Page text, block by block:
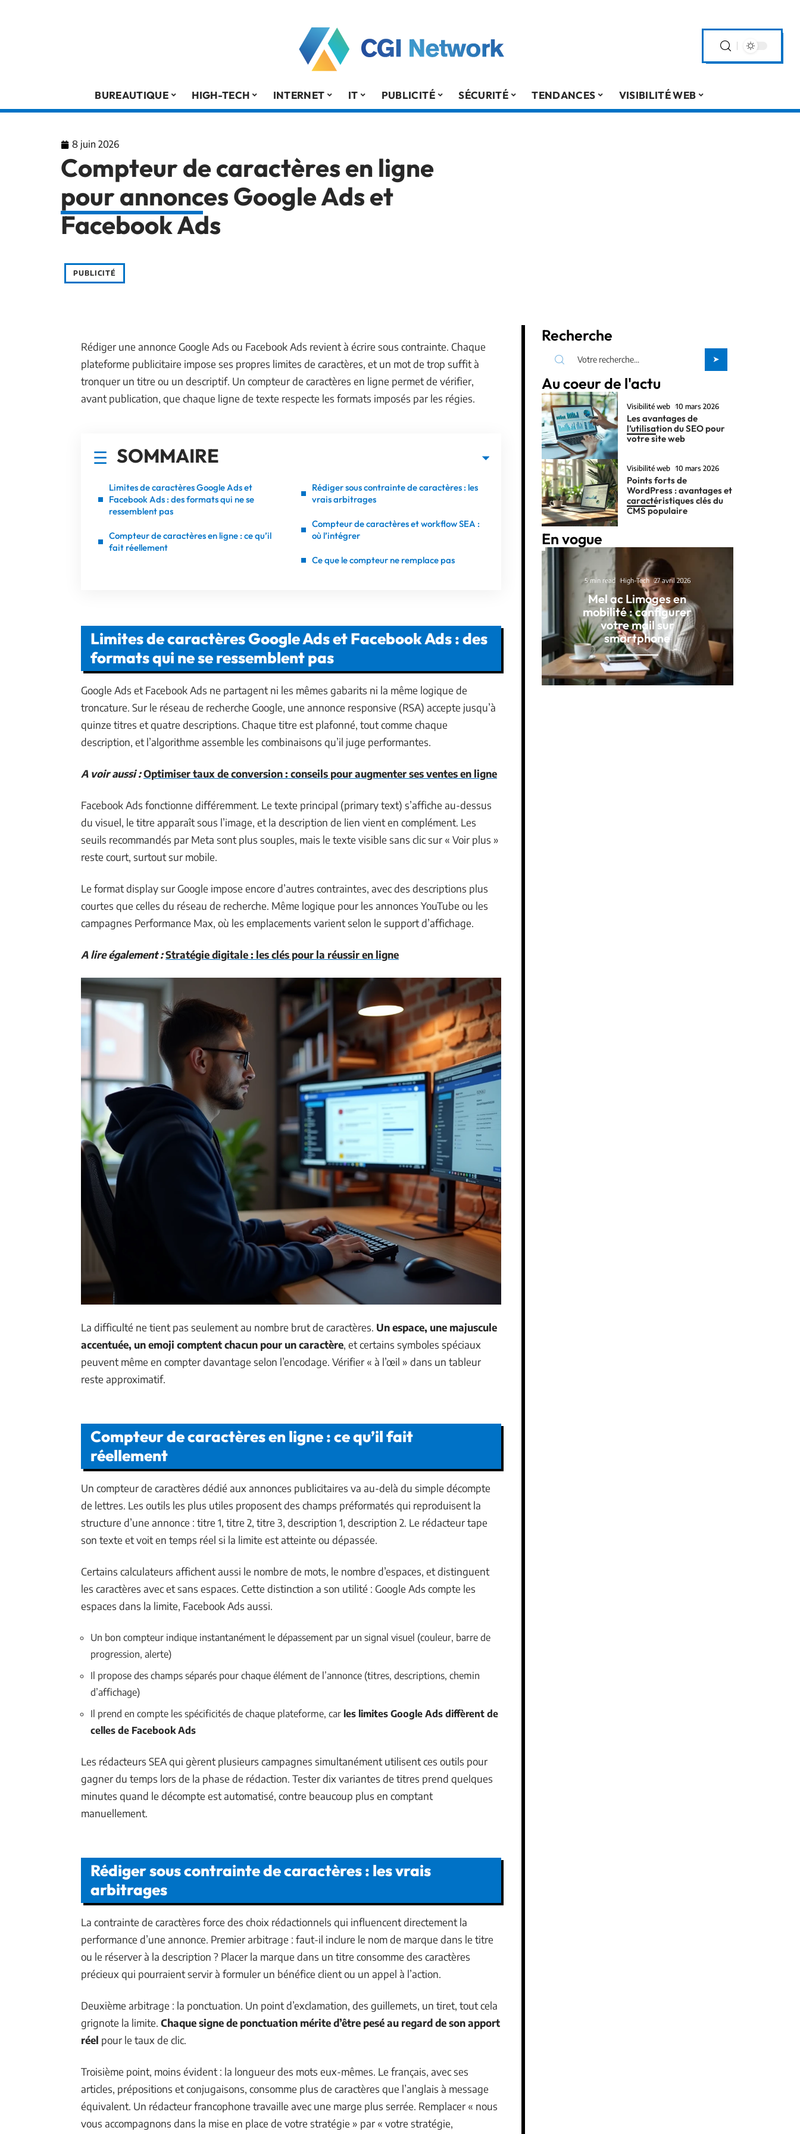
BUREAUTIQUE HIGH-TECH INTERNET IT PUBLICITÉ SÉCURITÉ TENDANCES VISIBILITÉ WEB
8 juin 2026
Compteur de caractères en ligne
pour annonces Google Ads et
Facebook Ads
PUBLICITÉ
Rédiger une annonce Google Ads ou Facebook Ads revient à écrire sous contrainte. Chaque
plateforme publicitaire impose ses propres limites de caractères, et un mot de trop suffit à
tronquer un titre ou un descriptif. Un compteur de caractères en ligne permet de vérifier,
avant publication, que chaque ligne de texte respecte les formats imposés par les régies.
SOMMAIRE
Limites de caractères Google Ads et
Facebook Ads : des formats qui ne se
ressemblent pas
Compteur de caractères en ligne : ce qu’il
fait réellement
Rédiger sous contrainte de caractères : les
vrais arbitrages
Compteur de caractères et workflow SEA :
où l’intégrer
Ce que le compteur ne remplace pas
Limites de caractères Google Ads et Facebook Ads : des
formats qui ne se ressemblent pas
Google Ads et Facebook Ads ne partagent ni les mêmes gabarits ni la même logique de
troncature. Sur le réseau de recherche Google, une annonce responsive (RSA) accepte jusqu’à
quinze titres et quatre descriptions. Chaque titre est plafonné, tout comme chaque
description, et l’algorithme assemble les combinaisons qu’il juge performantes.
A voir aussi :Optimiser taux de conversion : conseils pour augmenter ses ventes en ligne
Facebook Ads fonctionne différemment. Le texte principal (primary text) s’affiche au-dessus
du visuel, le titre apparaît sous l’image, et la description de lien vient en complément. Les
seuils recommandés par Meta sont plus souples, mais le texte visible sans clic sur « Voir plus »
reste court, surtout sur mobile.
Le format display sur Google impose encore d’autres contraintes, avec des descriptions plus
courtes que celles du réseau de recherche. Même logique pour les annonces YouTube ou les
campagnes Performance Max, où les emplacements varient selon le support d’affichage.
A lire également :Stratégie digitale : les clés pour la réussir en ligne
La difficulté ne tient pas seulement au nombre brut de caractères. Un espace, une majuscule
accentuée, un emoji comptent chacun pour un caractère, et certains symboles spéciaux
peuvent même en compter davantage selon l’encodage. Vérifier « à l’œil » dans un tableur
reste approximatif.
Compteur de caractères en ligne : ce qu’il fait
réellement
Un compteur de caractères dédié aux annonces publicitaires va au-delà du simple décompte
de lettres. Les outils les plus utiles proposent des champs préformatés qui reproduisent la
structure d’une annonce : titre 1, titre 2, titre 3, description 1, description 2. Le rédacteur tape
son texte et voit en temps réel si la limite est atteinte ou dépassée.
Certains calculateurs affichent aussi le nombre de mots, le nombre d’espaces, et distinguent
les caractères avec et sans espaces. Cette distinction a son utilité : Google Ads compte les
espaces dans la limite, Facebook Ads aussi.
Un bon compteur indique instantanément le dépassement par un signal visuel (couleur, barre de
progression, alerte)
Il propose des champs séparés pour chaque élément de l’annonce (titres, descriptions, chemin
d’affichage)
Il prend en compte les spécificités de chaque plateforme, car les limites Google Ads diffèrent de
celles de Facebook Ads
Les rédacteurs SEA qui gèrent plusieurs campagnes simultanément utilisent ces outils pour
gagner du temps lors de la phase de rédaction. Tester dix variantes de titres prend quelques
minutes quand le décompte est automatisé, contre beaucoup plus en comptant
manuellement.
Rédiger sous contrainte de caractères : les vrais
arbitrages
La contrainte de caractères force des choix rédactionnels qui influencent directement la
performance d’une annonce. Premier arbitrage : faut-il inclure le nom de marque dans le titre
ou le réserver à la description ? Placer la marque dans un titre consomme des caractères
précieux qui pourraient servir à formuler un bénéfice client ou un appel à l’action.
Deuxième arbitrage : la ponctuation. Un point d’exclamation, des guillemets, un tiret, tout cela
grignote la limite. Chaque signe de ponctuation mérite d’être pesé au regard de son apport
réel pour le taux de clic.
Troisième point, moins évident : la longueur des mots eux-mêmes. Le français, avec ses
articles, prépositions et conjugaisons, consomme plus de caractères que l’anglais à message
équivalent. Un rédacteur francophone travaille avec une marge plus serrée. Remplacer « nous
vous accompagnons dans la mise en place de votre stratégie » par « votre stratégie,
Recherche
Au coeur de l'actu
Visibilité web 10 mars 2026
Les avantages de
l’utilisation du SEO pour
votre site web
Visibilité web 10 mars 2026
Points forts de
WordPress : avantages et
caractéristiques clés du
CMS populaire
En vogue
5 min read High-Tech 27 avril 2026
Mel ac Limoges en
mobilité : configurer
votre mail sur
smartphone